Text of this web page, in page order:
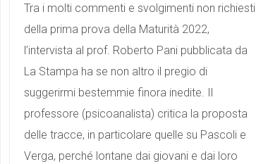
Tra i molti commenti e svolgimenti non richiesti
della prima prova della Maturità 2022,
l’intervista al prof. Roberto Pani pubblicata da
La Stampa ha se non altro il pregio di
suggerirmi bestemmie finora inedite. Il
professore (psicoanalista) critica la proposta
delle tracce, in particolare quelle su Pascoli e
Verga, perché lontane dai giovani e dai loro